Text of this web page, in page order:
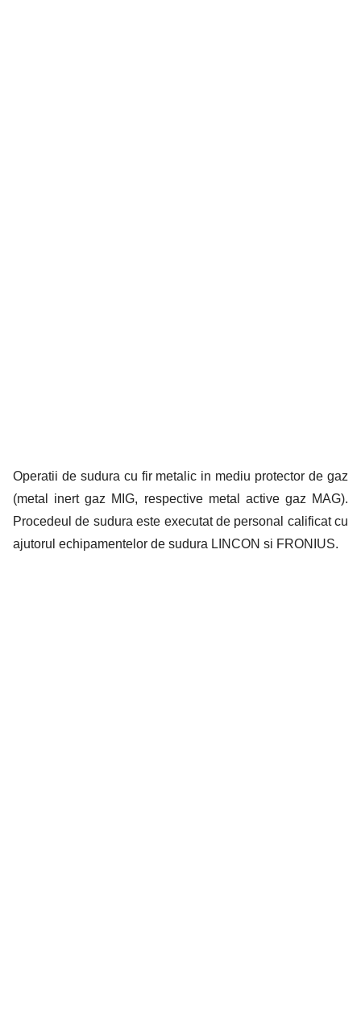
Operatii de sudura cu fir metalic in mediu protector de gaz
(metal inert gaz MIG, respective metal active gaz MAG).
Procedeul de sudura este executat de personal calificat cu
ajutorul echipamentelor de sudura LINCON si FRONIUS.